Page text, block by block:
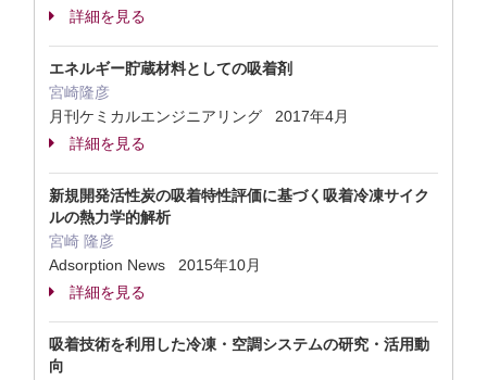
詳細を見る
エネルギー貯蔵材料としての吸着剤
宮崎隆彦
月刊ケミカルエンジニアリング 2017年4月
詳細を見る
新規開発活性炭の吸着特性評価に基づく吸着冷凍サイク
ルの熱力学的解析
宮崎 隆彦
Adsorption News 2015年10月
詳細を見る
吸着技術を利用した冷凍・空調システムの研究・活用動
向